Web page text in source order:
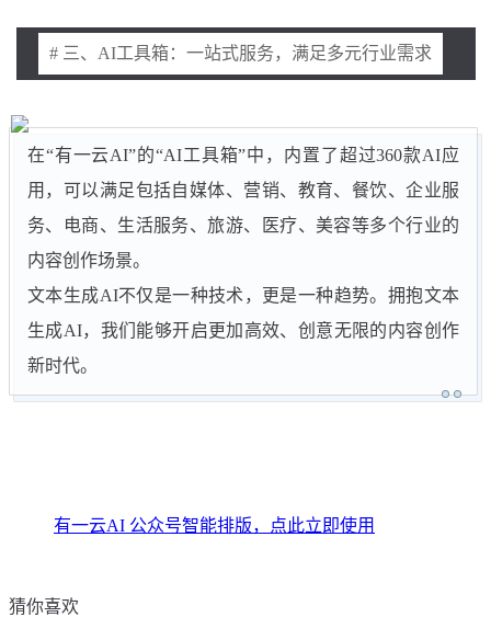
# 三、AI工具箱：一站式服务，满足多元行业需求
在“有一云AI”的“AI工具箱”中，内置了超过360款AI应
用，可以满足包括自媒体、营销、教育、餐饮、企业服
务、电商、生活服务、旅游、医疗、美容等多个行业的
内容创作场景。
文本生成AI不仅是一种技术，更是一种趋势。拥抱文本
生成AI，我们能够开启更加高效、创意无限的内容创作
新时代。
有一云AI 公众号智能排版，点此立即使用
猜你喜欢